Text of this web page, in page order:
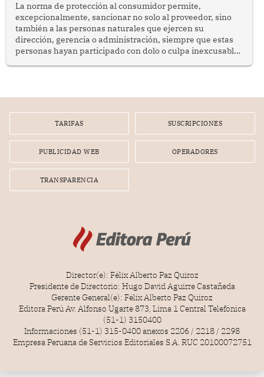
La norma de protección al consumidor permite,
excepcionalmente, sancionar no solo al proveedor, sino
también a las personas naturales que ejercen su
dirección, gerencia o administración, siempre que estas
personas hayan participado con dolo o culpa inexcusable
por la frustrada realización de un meet and greet con
TARIFAS SUSCRIPCIONES
PUBLICIDAD WEB OPERADORES
TRANSPARENCIA
Director(e): Félix Alberto Paz Quiroz
Presidente de Directorio: Hugo David Aguirre Castañeda
Gerente General(e): Félix Alberto Paz Quiroz
Editora Perú Av. Alfonso Ugarte 873, Lima 1 Central Telefónica
(51-1) 3150400
Informaciones (51-1) 315-0400 anexos 2206 / 2218 / 2298
Empresa Peruana de Servicios Editoriales S.A. RUC 20100072751